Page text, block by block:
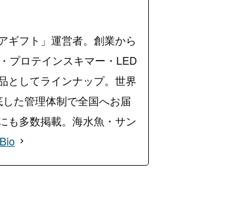
ギフト」運営者。創業から
プロテインスキマー・LED
としてラインナップ。世界
た管理体制で全国へお届
も多数掲載。海水魚・サン